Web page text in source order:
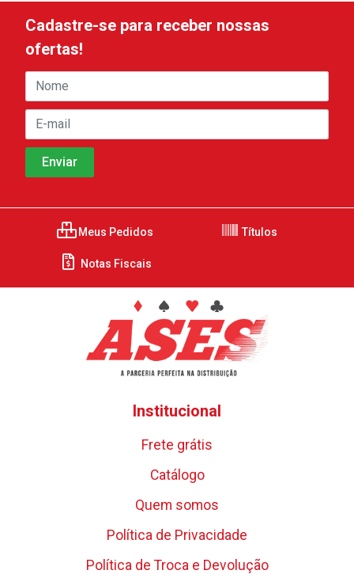
Cadastre-se para receber nossas
ofertas!
Meus Pedidos Títulos
Notas Fiscais
Institucional
Frete grátis
Catálogo
Quem somos
Política de Privacidade
Política de Troca e Devolução